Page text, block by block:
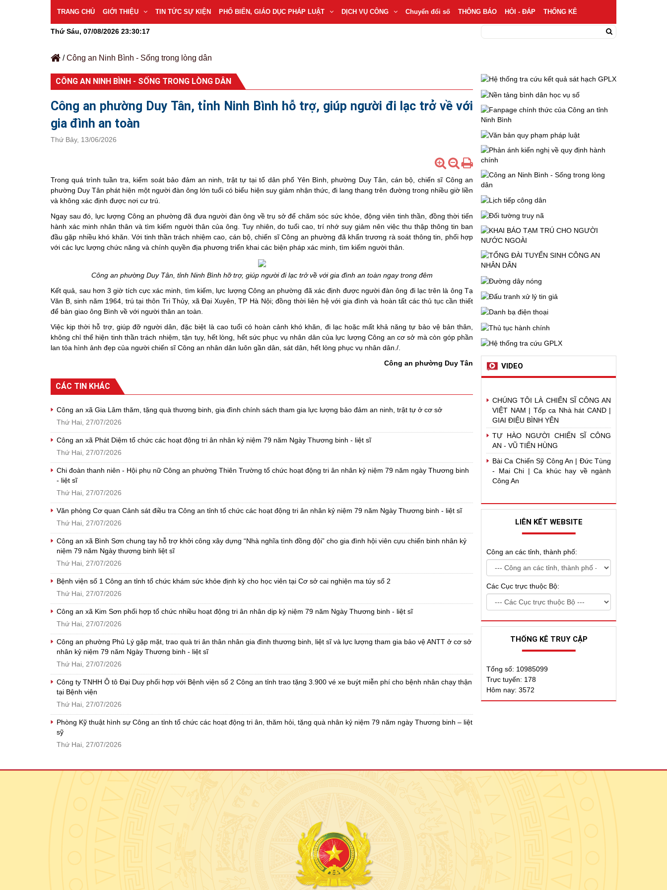
TRANG CHỦ GIỚI THIỆU TIN TỨC SỰ KIỆN PHỔ BIẾN, GIÁO DỤC PHÁP LUẬT DỊCH VỤ CÔNG Chuyển đổi số THÔNG BÁO HỎI - ĐÁP THỐNG KÊ
Thứ Sáu, 07/08/2026 23:30:18
/ Công an Ninh Bình - Sống trong lòng dân
CÔNG AN NINH BÌNH - SỐNG TRONG LÒNG DÂN
Công an phường Duy Tân, tỉnh Ninh Bình hỗ trợ, giúp người đi lạc trở về với
gia đình an toàn
Thứ Bảy, 13/06/2026
Trong quá trình tuần tra, kiểm soát bảo đảm an ninh, trật tự tại tổ dân phố Yên Bình, phường Duy Tân, cán bộ, chiến sĩ Công an
phường Duy Tân phát hiện một người đàn ông lớn tuổi có biểu hiện suy giảm nhận thức, đi lang thang trên đường trong nhiều giờ liền
và không xác định được nơi cư trú.
Ngay sau đó, lực lượng Công an phường đã đưa người đàn ông về trụ sở để chăm sóc sức khỏe, động viên tinh thần, đồng thời tiến
hành xác minh nhân thân và tìm kiếm người thân của ông. Tuy nhiên, do tuổi cao, trí nhớ suy giảm nên việc thu thập thông tin ban
đầu gặp nhiều khó khăn. Với tinh thần trách nhiệm cao, cán bộ, chiến sĩ Công an phường đã khẩn trương rà soát thông tin, phối hợp
với các lực lượng chức năng và chính quyền địa phương triển khai các biện pháp xác minh, tìm kiếm người thân.
Công an phường Duy Tân, tỉnh Ninh Bình hỡ trợ, giúp người đi lạc trở về với gia đình an toàn ngay trong đêm
Kết quả, sau hơn 3 giờ tích cực xác minh, tìm kiếm, lực lượng Công an phường đã xác định được người đàn ông đi lạc trên là ông Tạ
Văn B, sinh năm 1964, trú tại thôn Tri Thủy, xã Đại Xuyên, TP Hà Nội; đồng thời liên hệ với gia đình và hoàn tất các thủ tục cần thiết
để bàn giao ông Bình về với người thân an toàn.
Việc kịp thời hỗ trợ, giúp đỡ người dân, đặc biệt là cao tuổi có hoàn cảnh khó khăn, đi lạc hoặc mất khả năng tự bảo vệ bản thân,
không chỉ thể hiện tinh thần trách nhiệm, tận tụy, hết lòng, hết sức phục vụ nhân dân của lực lượng Công an cơ sở mà còn góp phần
lan tỏa hình ảnh đẹp của người chiến sĩ Công an nhân dân luôn gần dân, sát dân, hết lòng phục vụ nhân dân./.
Công an phường Duy Tân
CÁC TIN KHÁC
Công an xã Gia Lâm thăm, tặng quà thương binh, gia đình chính sách tham gia lực lượng bảo đảm an ninh, trật tự ở cơ sở
Thứ Hai, 27/07/2026
Công an xã Phát Diệm tổ chức các hoạt động tri ân nhân kỷ niệm 79 năm Ngày Thương binh - liệt sĩ
Thứ Hai, 27/07/2026
Chi đoàn thanh niên - Hội phụ nữ Công an phường Thiên Trường tổ chức hoạt động tri ân nhân kỷ niệm 79 năm ngày Thương binh
- liệt sĩ
Thứ Hai, 27/07/2026
Văn phòng Cơ quan Cảnh sát điều tra Công an tỉnh tổ chức các hoạt động tri ân nhân kỷ niệm 79 năm Ngày Thương binh - liệt sĩ
Thứ Hai, 27/07/2026
Công an xã Bình Sơn chung tay hỗ trợ khởi công xây dựng “Nhà nghĩa tình đồng đội” cho gia đình hội viên cựu chiến binh nhân kỷ
niệm 79 năm Ngày thương binh liệt sĩ
Thứ Hai, 27/07/2026
Bệnh viện số 1 Công an tỉnh tổ chức khám sức khỏe định kỳ cho học viên tại Cơ sở cai nghiện ma túy số 2
Thứ Hai, 27/07/2026
Công an xã Kim Sơn phối hợp tổ chức nhiều hoạt động tri ân nhân dịp kỷ niệm 79 năm Ngày Thương binh - liệt sĩ
Thứ Hai, 27/07/2026
Công an phường Phủ Lý gặp mặt, trao quà tri ân thân nhân gia đình thương binh, liệt sĩ và lực lượng tham gia bảo vệ ANTT ở cơ sở
nhân kỷ niệm 79 năm Ngày Thương binh - liệt sĩ
Thứ Hai, 27/07/2026
Công ty TNHH Ô tô Đại Duy phối hợp với Bệnh viện số 2 Công an tỉnh trao tặng 3.900 vé xe buýt miễn phí cho bệnh nhân chạy thận
tại Bệnh viện
Thứ Hai, 27/07/2026
Phòng Kỹ thuật hình sự Công an tỉnh tổ chức các hoạt động tri ân, thăm hỏi, tặng quà nhân kỷ niệm 79 năm ngày Thương binh – liệt
sỹ
Thứ Hai, 27/07/2026
VIDEO
CHÚNG TÔI LÀ CHIẾN SĨ CÔNG AN
VIỆT NAM | Tốp ca Nhà hát CAND |
GIAI ĐIỆU BÌNH YÊN
TỰ HÀO NGƯỜI CHIẾN SĨ CÔNG
AN - VŨ TIẾN HÙNG
Bài Ca Chiến Sỹ Công An | Đức Tùng
- Mai Chi | Ca khúc hay về ngành
Công An
LIÊN KẾT WEBSITE
Công an các tỉnh, thành phố:
Các Cục trực thuộc Bộ:
THỐNG KÊ TRUY CẬP
Tổng số: 10985099
Trực tuyến: 178
Hôm nay: 3572